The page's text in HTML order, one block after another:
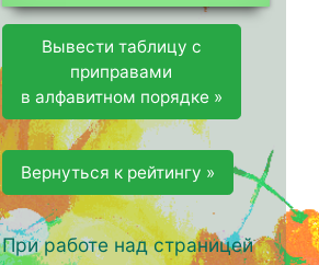
Вывести таблицу с
приправами
в алфавитном порядке »
Вернуться к рейтингу »
При работе над страницей